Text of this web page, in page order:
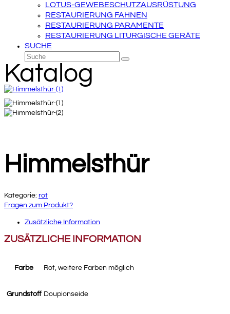
LOTUS-GEWEBESCHUTZAUSRÜSTUNG
RESTAURIERUNG FAHNEN
RESTAURIERUNG PARAMENTE
RESTAURIERUNG LITURGISCHE GERÄTE
SUCHE
Suche
Senden
Katalog
Himmelsthür
Kategorie: rot
Fragen zum Produkt?
Zusätzliche Information
ZUSÄTZLICHE INFORMATION
Farbe Rot, weitere Farben möglich
Grundstoff Doupionseide